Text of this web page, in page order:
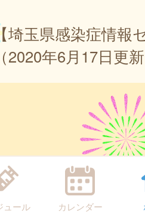
埼玉県感染症情報
2020年6月17日更新
ュール カレンダー